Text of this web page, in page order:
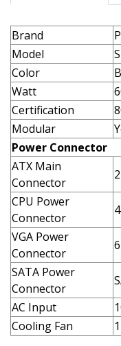
Brand
Model
Color
Watt
Certification
Modular
Power Connector
ATX Main
Connector
CPU Power
Connector
VGA Power
Connector
SATA Power
Connector
AC Input
Cooling Fan